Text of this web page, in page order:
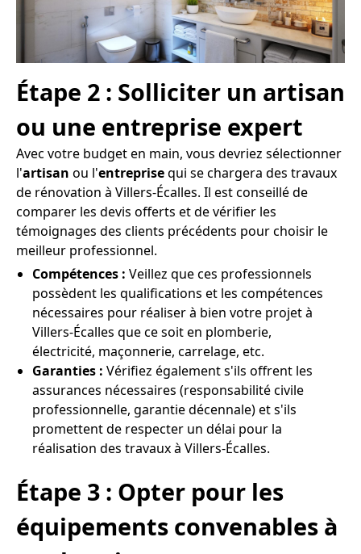
Étape 2 : Solliciter un artisan
ou une entreprise expert
Avec votre budget en main, vous devriez sélectionner
l'artisan ou l'entreprisequi se chargera des travaux
de rénovation à Villers-Écalles. Il est conseillé de
comparer les devis offerts et de vérifier les
témoignages des clients précédents pour choisir le
meilleur professionnel.
Compétences : Veillez que ces professionnels
possèdent les qualifications et les compétences
nécessaires pour réaliser à bien votre projet à
Villers-Écalles que ce soit en plomberie,
électricité, maçonnerie, carrelage, etc.
Garanties : Vérifiez également s'ils offrent les
assurances nécessaires (responsabilité civile
professionnelle, garantie décennale) et s'ils
promettent de respecter un délai pour la
réalisation des travaux à Villers-Écalles.
Étape 3 : Opter pour les
équipements convenables à